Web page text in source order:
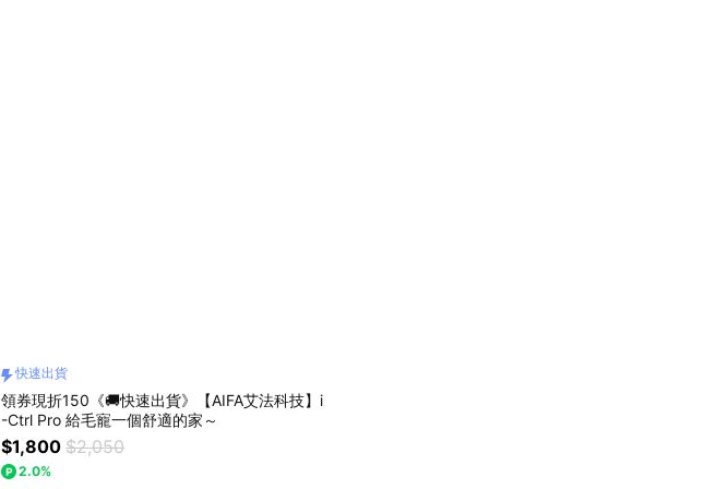
快速出貨
領券現折150《🚚快速出貨》【AIFA艾法科技】i
-Ctrl Pro 給毛寵一個舒適的家～
$1,800 $2,050
2.0%